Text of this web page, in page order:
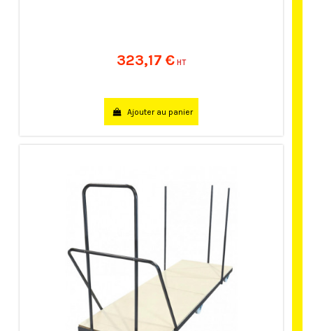
323,17 € HT
Ajouter au panier